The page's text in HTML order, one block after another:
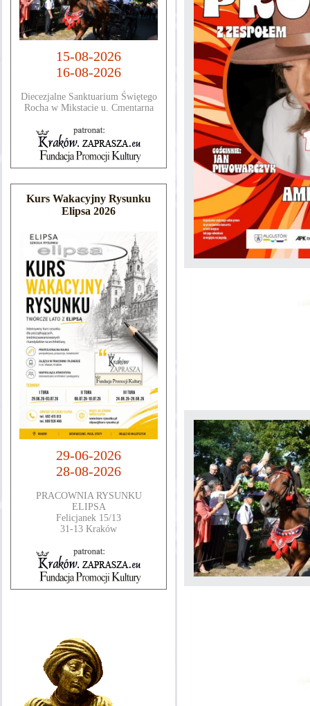
15-08-2026
16-08-2026
Diecezjalne Sanktuarium Świętego
Rocha w Mikstacie u. Cmentarna
Kurs Wakacyjny Rysunku
Elipsa 2026
29-06-2026
28-08-2026
PRACOWNIA RYSUNKU
ELIPSA
Felicjanek 15/13
31-13 Kraków